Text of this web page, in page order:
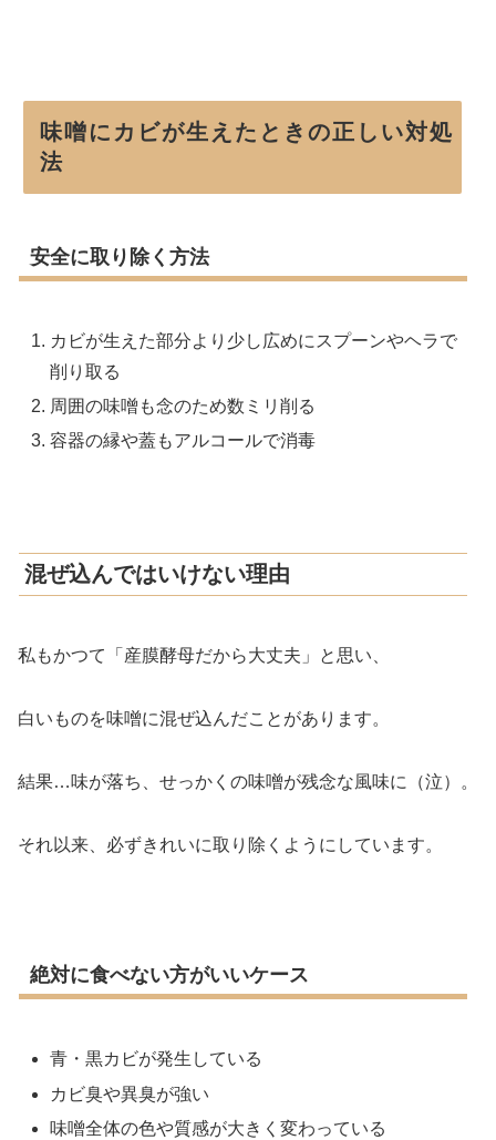
味噌にカビが生えたときの正しい対処
法
安全に取り除く方法
カビが生えた部分より少し広めにスプーンやヘラで
削り取る
周囲の味噌も念のため数ミリ削る
容器の縁や蓋もアルコールで消毒
混ぜ込んではいけない理由
私もかつて「産膜酵母だから大丈夫」と思い、
白いものを味噌に混ぜ込んだことがあります。
結果…味が落ち、せっかくの味噌が残念な風味に（泣）。
それ以来、必ずきれいに取り除くようにしています。
絶対に食べない方がいいケース
青・黒カビが発生している
カビ臭や異臭が強い
味噌全体の色や質感が大きく変わっている